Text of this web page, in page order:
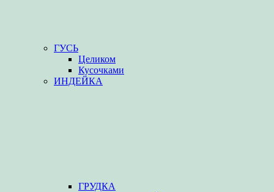
ГУСЬ
Целиком
Кусочками
ИНДЕЙКА
ГРУДКА